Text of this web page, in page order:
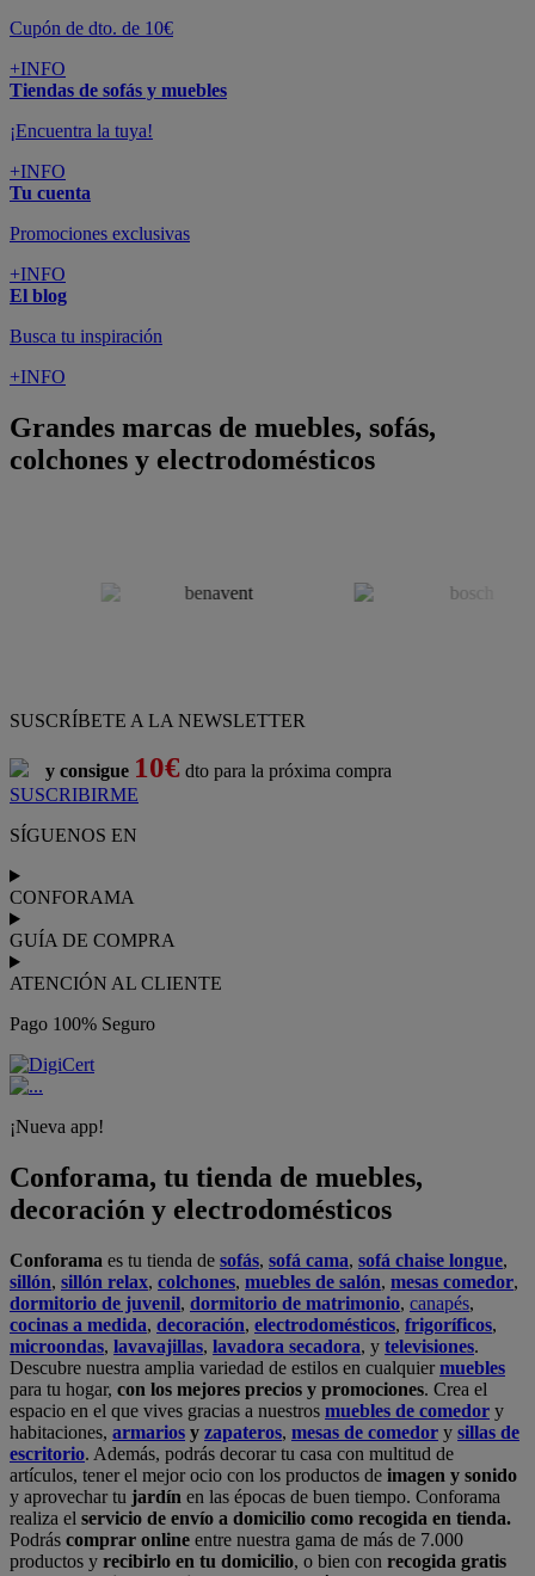
Cupón de dto. de 10€
+INFO
Tiendas de sofás y muebles
¡Encuentra la tuya!
+INFO
Tu cuenta
Promociones exclusivas
+INFO
El blog
Busca tu inspiración
+INFO
Grandes marcas de muebles, sofás,
colchones y electrodomésticos
SUSCRÍBETE A LA NEWSLETTER
y consigue 10€ dto para la próxima compra
SUSCRIBIRME
SÍGUENOS EN
CONFORAMA
GUÍA DE COMPRA
ATENCIÓN AL CLIENTE
Pago 100% Seguro
¡Nueva app!
Conforama, tu tienda de muebles,
decoración y electrodomésticos
Conforama es tu tienda de sofás, sofá cama, sofá chaise longue,
sillón, sillón relax, colchones, muebles de salón, mesas comedor,
dormitorio de juvenil, dormitorio de matrimonio, canapés,
cocinas a medida, decoración, electrodomésticos, frigoríficos,
microondas, lavavajillas, lavadora secadora, y televisiones.
Descubre nuestra amplia variedad de estilos en cualquiermuebles
para tu hogar, con los mejores precios y promociones. Crea el
espacio en el que vives gracias a nuestros muebles de comedor y
habitaciones, armarios y zapateros, mesas de comedor y sillas de
escritorio. Además, podrás decorar tu casa con multitud de
artículos, tener el mejor ocio con los productos de imagen y sonido
y aprovechar tu jardín en las épocas de buen tiempo. Conforama
realiza el servicio de envío a domicilio como recogida en tienda.
Podrás comprar online entre nuestra gama de más de 7.000
productos y recibirlo en tu domicilio, o bien con recogida gratis